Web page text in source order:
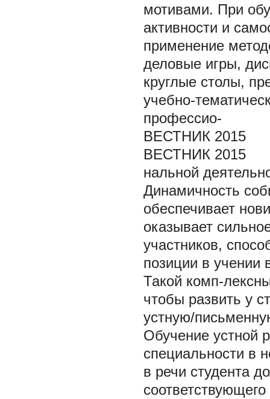
мотивами. При
активности и
применение
деловые игры,
круглые столы,
учебно-
профессио-
ВЕСТНИК 2015
ВЕСТНИК 2015
нальной
Динамичность
обеспечивает
оказывает
участников,
позиции в учении
Такой комп-
чтобы развить у
устную/
Обучение устной
специальности в
в речи студента